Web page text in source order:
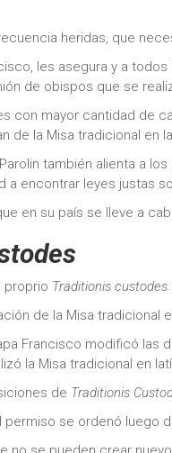
heridas, que
les asegura y a
de obispos que se
con mayor cantidad de
de la Misa tradicional en
también alienta a
a encontrar leyes justas
en su país se lleve a
proprio Traditionis custodes
de la Misa tradicional
Francisco modificó las
la Misa tradicional en
de Traditionis
se ordenó luego